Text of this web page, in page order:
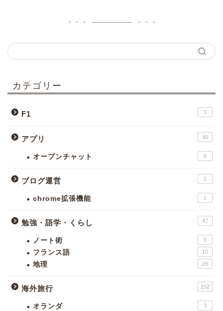
カテゴリー
F1 3
アプリ 40
オープンチャット 6
ブログ運営 2
chrome拡張機能 1
勉強・語学・くらし 47
ノート術 5
フランス語 10
地理 26
海外旅行 152
オランダ 3